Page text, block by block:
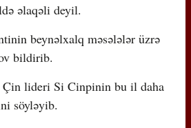
əlaqəli deyil.
beynəlxalq məsələlər üzrə
bildirib.
lideri Si Cinpinin bu il daha
söyləyib.